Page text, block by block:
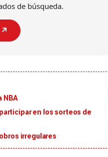
de búsqueda.
NBA
en los sorteos de
irregulares
hacia sus adversarios, el
oficializó este domingo su